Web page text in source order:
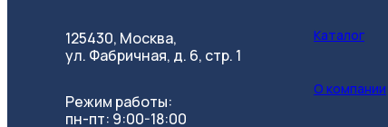
125430, Москва,
ул. Фабричная, д. 6, стр. 1
Режим работы:
пн-пт: 9:00-18:00
Каталог
О компании